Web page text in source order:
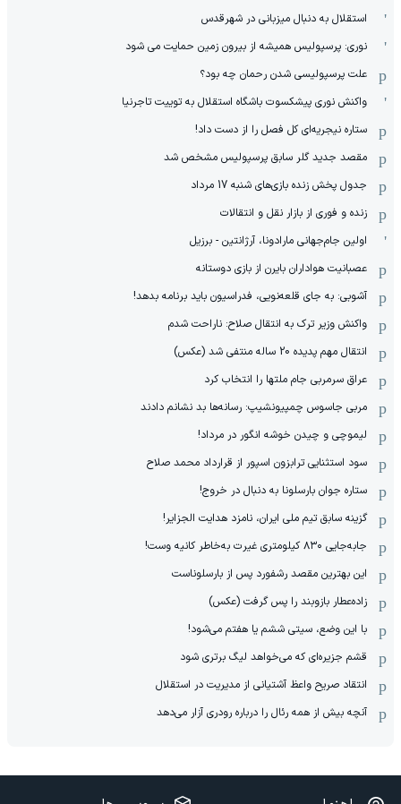
استقلال به دنبال میزبانی در شهرقدس
نوری: پرسپولیس همیشه از بیرون زمین حمایت می شود
علت پرسپولیسی شدن رحمان چه بود؟
واکنش نوری پیشکسوت باشگاه استقلال به توییت تاجرنیا
ستاره نیجریه‌ای کل فصل را از دست داد!
مقصد جدید گلر سابق پرسپولیس مشخص شد
جدول پخش زنده بازی‌های شنبه 17 مرداد
زنده و فوری از بازار نقل و انتقالات
اولین جام‌جهانی مارادونا، آرژانتین - برزیل
عصبانیت هواداران بایرن از بازی دوستانه
آشوبی: به جای قلعه‌نویی، فدراسیون باید برنامه بدهد!
واکنش وزیر ترک به انتقال صلاح: ناراحت شدم
انتقال مهم پدیده 20 ساله منتفی شد (عکس)
عراق سرمربی جام ملتها را انتخاب کرد
مربی جاسوس چمپیونشیپ: رسانه‌ها بد نشانم دادند
لیموچی و چیدن خوشه انگور در مرداد!
سود استثنایی ترابزون اسپور از قرارداد محمد صلاح
ستاره جوان بارسلونا به دنبال در خروج!
گزینه سابق تیم ملی ایران، نامزد هدایت الجزایر!
جابه‌جایی ۸۳۰ کیلومتری غیرت به‌خاطر کانیه وست!
این بهترین مقصد رشفورد پس از بارسلوناست
زاده‌عطار بازوبند را پس گرفت (عکس)
با این وضع، سیتی ششم یا هفتم می‌شود!
قشم جزیره‌ای که می‌خواهد لیگ برتری شود
انتقاد صریح واعظ آشتیانی از مدیریت در استقلال
آنچه بیش از همه رئال را درباره رودری آزار می‌دهد